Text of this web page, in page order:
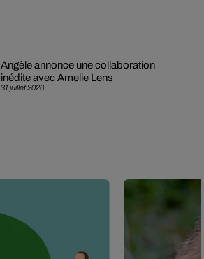
31 juillet 2026
Angèle annonce une collaboration
inédite avec Amelie Lens